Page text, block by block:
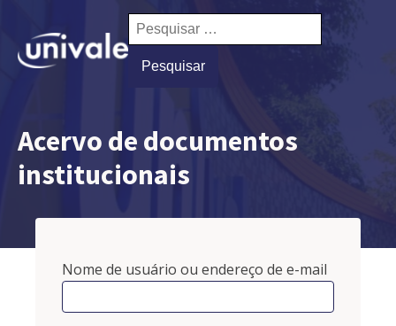
Pesquisar
por:
Acervo de documentos
institucionais
Nome de usuário ou endereço de e-mail